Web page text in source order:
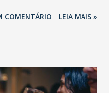
COMENTÁRIO LEIA MAIS »